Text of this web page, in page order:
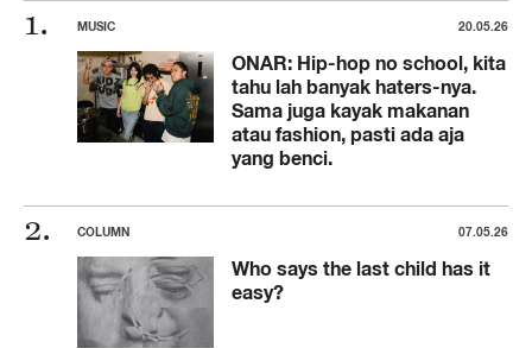
MUSIC 20.05.26
ONAR: Hip-hop no school, kita
tahu lah banyak haters-nya.
Sama juga kayak makanan
atau fashion, pasti ada aja
yang benci.
COLUMN 07.05.26
Who says the last child has it
easy?